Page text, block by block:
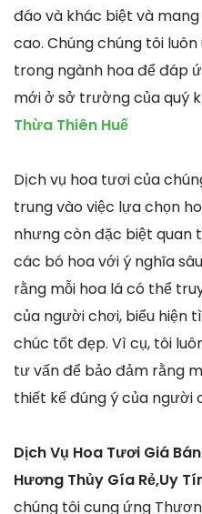
đáo và khác biệt và
cao. Chúng chúng tôi
trong ngành hoa để đáp
mới ở sở trường của quý
Thừa Thiên Huế
Dịch vụ hoa tươi của
trung vào việc lựa chọn
nhưng còn đặc biệt quan
các bó hoa với ý nghĩa
rằng mỗi hoa lá có thể
của người chơi, biểu hiện
chúc tốt đẹp. Vì cụ, tôi
tư vấn để bảo đảm rằng
thiết kế đúng ý của người
Dịch Vụ Hoa Tươi Giá
Hương Thủy Gía Rẻ,Uy
chúng tôi cung ứng